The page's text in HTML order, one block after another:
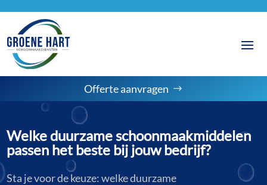
Offerte aanvragen
Welke duurzame schoonmaakmiddelen
passen het beste bij jouw bedrijf?
Sta je voor de keuze: welke duurzame